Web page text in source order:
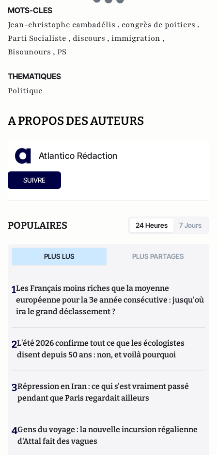
MOTS-CLES
Jean-christophe cambadélis , congrès de poitiers ,
Parti Socialiste , discours , immigration ,
Bisounours , PS
THEMATIQUES
Politique
A PROPOS DES AUTEURS
Atlantico Rédaction
SUIVRE
POPULAIRES 24 Heures 7 Jours
PLUS LUS PLUS PARTAGES
1Les Français moins riches que la moyenne
européenne pour la 3e année consécutive : jusqu'où
ira le grand déclassement ?
2L’été 2026 confirme tout ce que les écologistes
disent depuis 50 ans : non, et voilà pourquoi
3Répression en Iran : ce qui s'est vraiment passé
pendant que Paris regardait ailleurs
4Gens du voyage : la nouvelle incursion régalienne
d'Attal fait des vagues